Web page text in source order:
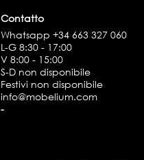
Contatto
Whatsapp +34 663 327 060
L-G 8:30 - 17:00
V 8:00 - 15:00
S-D non disponibile
Festivi non disponibile
info@mobelium.com
-